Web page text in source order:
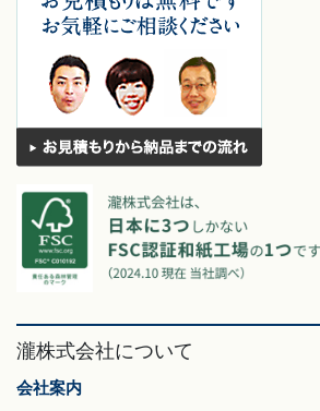
瀧株式会社について
会社案内